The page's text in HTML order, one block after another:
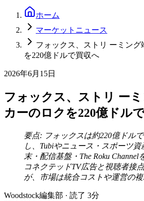
ホーム
マーケットニュース
フォックス、ストリ ーミング
を220億ドルで買収へ
2026年6月15日
フォックス、ストリ ー
カーのロクを220億ドル
要点: フォックスは約220億ドル
し、Tubiやニュース・スポーツ
末・配信基盤・The Roku Channel
コネクテッドTV広告と視聴者接
が、市場は統合コストや運営の
Woodstock編集部 · 読了 3分